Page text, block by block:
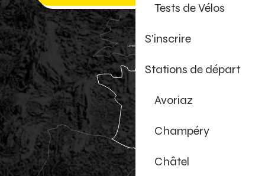
Tests de Vélos
S'inscrire
Stations de départ
Avoriaz
Champéry
Châtel